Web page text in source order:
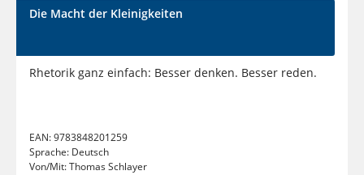
Die Macht der Kleinigkeiten
Rhetorik ganz einfach: Besser denken. Besser reden.
EAN:9783848201259
Sprache: Deutsch
Von/Mit:Thomas Schlayer